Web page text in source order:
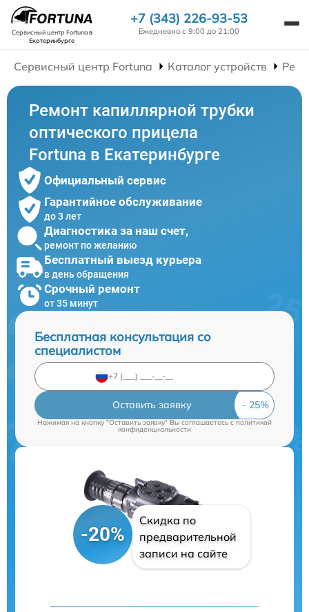
Сервисный центр Fortunaв
Екатеринбурге
+7 (343) 226-93-53
Ежедневно с 9:00 до 21:00
Сервисный центр Fortuna Каталог устройств
Ремонт капиллярной трубки
оптического прицела
Fortuna в Екатеринбурге
Официальный сервис
Гарантийное обслуживание
до 3 лет
Диагностика за наш счет,
ремонт по желанию
Бесплатный выезд курьера
в день обращения
Срочный ремонт
от 35 минут
Бесплатная консультация со
специалистом
Оставить заявку
Нажимая на кнопку "Оставить заявку" Вы соглашаетесь cполитикой
конфиденциальности
-20%
Скидка по
предварительной
записи на сайте